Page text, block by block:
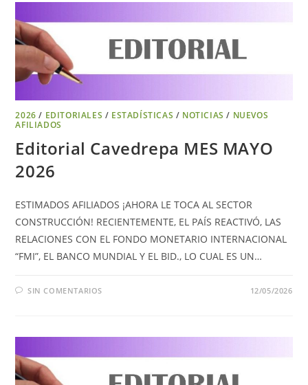
2026 / EDITORIALES / ESTADÍSTICAS / NOTICIAS / NUEVOS
AFILIADOS
Editorial Cavedrepa MES MAYO
2026
ESTIMADOS AFILIADOS ¡AHORA LE TOCA AL SECTOR
CONSTRUCCIÓN! RECIENTEMENTE, EL PAÍS REACTIVÓ, LAS
RELACIONES CON EL FONDO MONETARIO INTERNACIONAL
“FMI”, EL BANCO MUNDIAL Y EL BID., LO CUAL ES UN…
SIN COMENTARIOS 12/05/2026